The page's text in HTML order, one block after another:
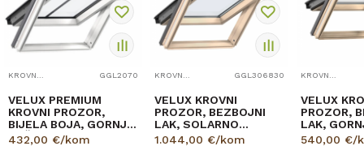
GGL2070
VELUX PREMIUM
KROVNI PROZOR,
BIJELA BOJA, GORNJA
RUČKA, STAKLO 70
432,00 €/kom
GGL306830
VELUX KROVNI
PROZOR, BEZBOJNI
LAK, SOLARNO
NAPAJANJE, STAKLO
1.044,00 €/kom
VELUX
PROZOR,
LAK,
STAKLO 68
540,00 €/